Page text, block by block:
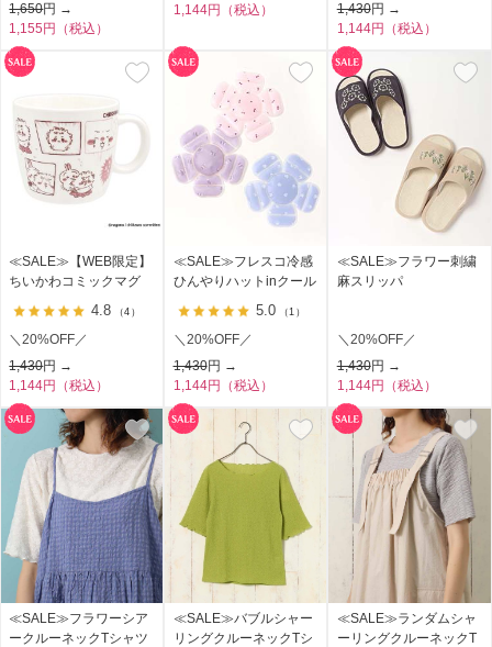
1,650円 →
1,155円（税込）
1,144円（税込）
1,430円 →
1,144円（税込）
≪SALE≫【WEB限定】
ちいかわコミックマグ
4.8 （4）
＼20%OFF／
1,430円 →
1,144円（税込）
≪SALE≫フレスコ冷感
ひんやりハットinクール
5.0 （1）
＼20%OFF／
1,430円 →
1,144円（税込）
≪SALE≫フラワー刺繍
麻スリッパ
＼20%OFF／
1,430円 →
1,144円（税込）
≪SALE≫フラワーシア
ークルーネックTシャツ
≪SALE≫バブルシャー
リングクルーネックTシ
≪SALE≫ランダムシャ
ーリングクルーネックT